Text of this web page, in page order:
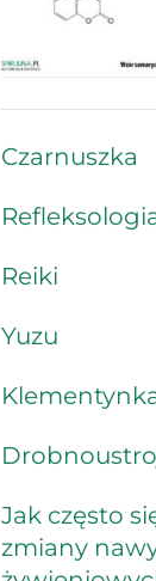
Czarnuszka
Reiki
Yuzu
Jak często
zmiany